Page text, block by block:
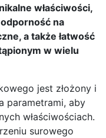
właściwości,
na
a także łatwość
w wielu
jest złożony i
parametrami, aby
właściwościach.
surowego